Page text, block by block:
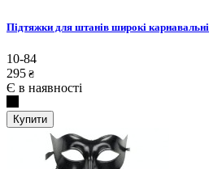
Підтяжки для штанів широкі карнавальні
10-84
295 ₴
Є в наявності
Купити